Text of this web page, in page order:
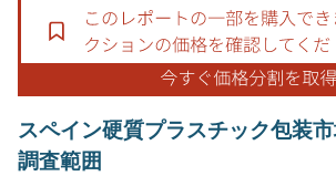
スペイン硬質プラスチック包装
調査範囲